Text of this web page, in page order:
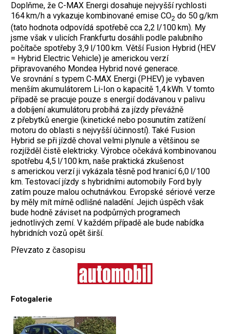
Doplňme, že C-MAX Energi dosahuje nejvyšší rychlosti
164 km/h a vykazuje kombinované emise CO2 do 50 g/km
(tato hodnota odpovídá spotřebě cca 2,2 l/100 km). My
jsme však v ulicích Frankfurtu dosáhli podle palubního
počítače spotřeby 3,9 l/100 km. Větší Fusion Hybrid (HEV
= Hybrid Electric Vehicle) je americkou verzí
připravovaného Mondea Hybrid nové generace.
Ve srovnání s typem C‑MAX Energi (PHEV) je vybaven
menším akumulátorem Li-Ion o kapacitě 1,4 kWh. V tomto
případě se pracuje pouze s energií dodávanou v palivu
a dobíjení akumulátoru probíhá za jízdy převážně
z přebytků energie (kinetické nebo posunutím zatížení
motoru do oblasti s nejvyšší účinností). Také Fusion
Hybrid se při jízdě choval velmi plynule a většinou se
rozjížděl čistě elektricky. Výrobce očekává kombinovanou
spotřebu 4,5 l/100 km, naše praktická zkušenost
s americkou verzí ji vykázala těsně pod hranicí 6,0 l/100
km. Testovací jízdy s hybridními automobily Ford byly
zatím pouze malou ochutnávkou. Evropské sériové verze
by měly mít mírně odlišné naladění. Jejich úspěch však
bude hodně záviset na podpůrných programech
jednotlivých zemí. V každém případě ale bude nabídka
hybridních vozů opět širší.
Převzato z časopisu
Fotogalerie